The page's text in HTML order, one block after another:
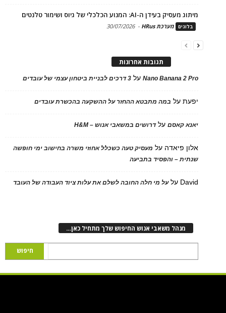
מיתוג מעסיק בעידן ה-AI: המנוע הכלכלי של גיוס ושימור טלנטים
בלוגים מערכת HRus -
30/07/2026
תגובות אחרונות
Nano Banana 2 Proעל 3 דרכים לבניית ביטחון עצמי של עובדים
יפעתעל במה מתבטא ההחזר על ההשקעה בהכשרת עובדים
יאנא קאסםעלדרושים במשאבי אנוש – H&M
אלון פיאדה על מעסיק טעה כשכלל אחוזי משרה בחישוב ימי חופשה
שנתית – והפסיד בתביעה
David עלעל מי חלה החובה לשלם את עלות ציוד העבודה של העובד
מנהל משאבי אנוש החיפוש שלך מתחיל כאן…